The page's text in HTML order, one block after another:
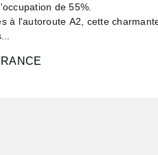
de 55%.
à l'autoroute A2, cette